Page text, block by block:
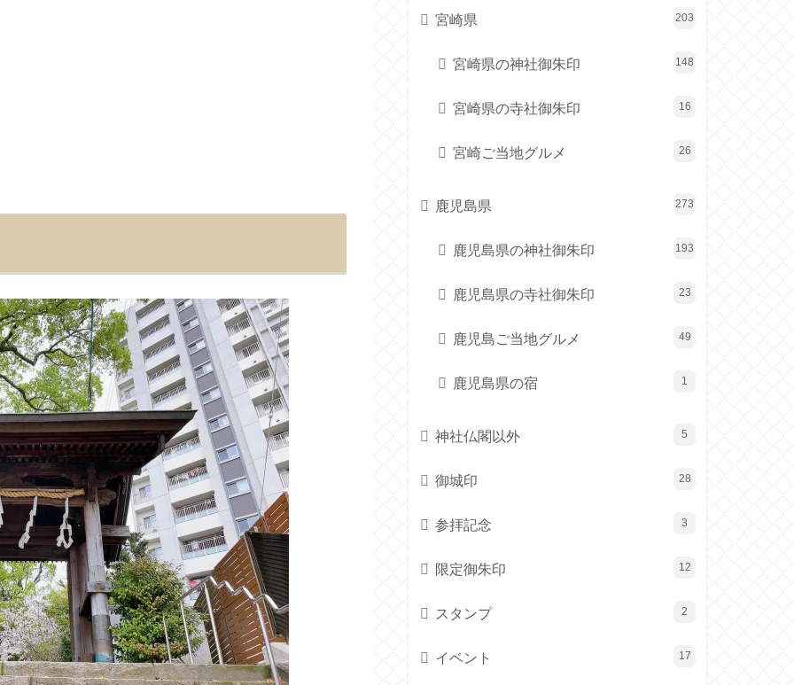
宮崎県 203
宮崎県の神社御朱印 148
宮崎県の寺社御朱印 16
宮崎ご当地グルメ 26
鹿児島県 273
鹿児島県の神社御朱印 193
鹿児島県の寺社御朱印 23
鹿児島ご当地グルメ 49
鹿児島県の宿 1
神社仏閣以外 5
御城印 28
参拝記念 3
限定御朱印 12
スタンプ 2
イベント 17